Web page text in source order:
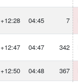
+12:28 04:45 7
+12:47 04:47 342
+12:50 04:48 367